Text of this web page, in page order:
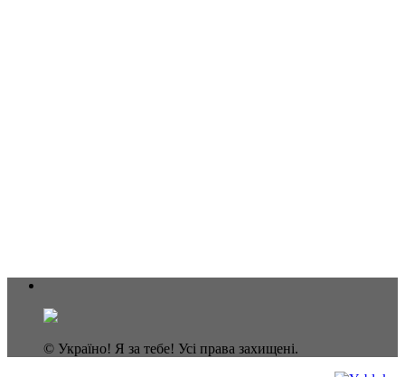
© Україно! Я за тебе! Усі права захищені.